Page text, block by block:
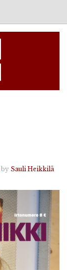
by Sauli Heikkilä